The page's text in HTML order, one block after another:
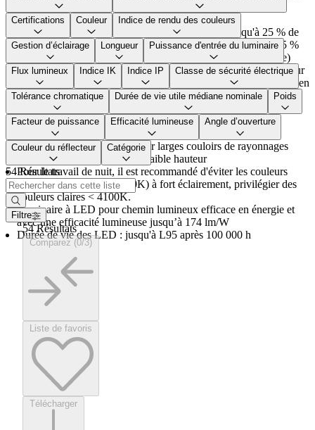
jusqu'à IK06) permettent la protection IP50 pour les LED et
l'optique sur chaque luminaire TECTON C LED
En cas d'utilisation de luminaires en 2 m, il faut jusqu'à 25 % de
luminaires en moins, ce qui réduit le temps de montage de 35 %
en moyenne (montage facilement réalisable par une personne)
L'utilisation idéale du convertisseur à LED avec 2 m de longueur
permet une meilleure efficacité du système qu'avec le luminaire en
1,5 m
Axé sur les surfaces de rayonnages, les zones de passage sont
éclairées plus faiblement, répartition lumineuse symétrique
Tolérance chromatique max. 2 ellipses MacAdam
Convient particulièrement pour larges couloirs de rayonnages
et/ou pour points lumineux à faible hauteur
Pour le travail de nuit, il est recommandé d'éviter les couleurs
lumineuses froides (> 5300K) à fort éclairement, privilégier des
couleurs claires < 4100K.
Luminaire à LED pour chemin lumineux efficace en énergie et
avec une efficacité lumineuse jusqu’à 174 lm/W
Durée de vie des LED : jusqu'à L95 après 100 000 h
Certifications Couleur Indice de rendu des couleurs
Gestion d’éclairage Longueur Puissance d'entrée du luminaire
Flux lumineux Indice IK Indice IP Classe de sécurité électrique
Tolérance chromatique Durée de vie utile médiane nominale Poids
Facteur de puissance Efficacité lumineuse Angle d’ouverture
Couleur du réflecteur Catégorie
54 Résultats
Filtre
54 Résultats